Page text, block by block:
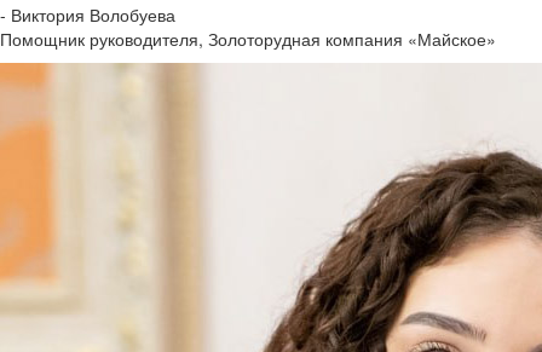
- Виктория Волобуева
Помощник руководителя, Золоторудная компания «Майское»